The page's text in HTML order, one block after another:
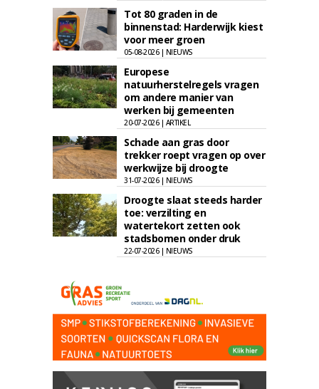
Tot 80 graden in de
binnenstad: Harderwijk kiest
voor meer groen
05-08-2026 | NIEUWS
Europese
natuurherstelregels vragen
om andere manier van
werken bij gemeenten
20-07-2026 | ARTIKEL
Schade aan gras door
trekker roept vragen op over
werkwijze bij droogte
31-07-2026 | NIEUWS
Droogte slaat steeds harder
toe: verzilting en
watertekort zetten ook
stadsbomen onder druk
22-07-2026 | NIEUWS